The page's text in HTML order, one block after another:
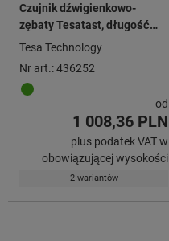
Czujnik dźwigienkowo-
zębaty Tesatast, długość
dźwigni 12,5 mm
Tesa Technology
Nr art.: 436252
od
1 008,36 PLN
plus podatek VAT w
obowiązującej wysokości
2 wariantów